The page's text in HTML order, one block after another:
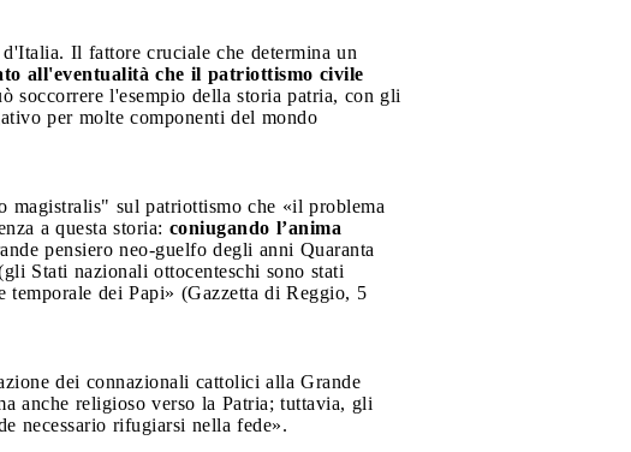
Il fattore cruciale che determina un
all'eventualità che il patriottismo civile
soccorrere l'esempio della storia patria, con gli
per molte componenti del mondo
magistralis" sul patriottismo che «il problema
a questa storia: coniugando l’anima
pensiero neo-guelfo degli anni Quaranta
Stati nazionali ottocenteschi sono stati
temporale dei Papi» (Gazzetta di Reggio, 5
dei connazionali cattolici alla Grande
anche religioso verso la Patria; tuttavia, gli
necessario rifugiarsi nella fede».